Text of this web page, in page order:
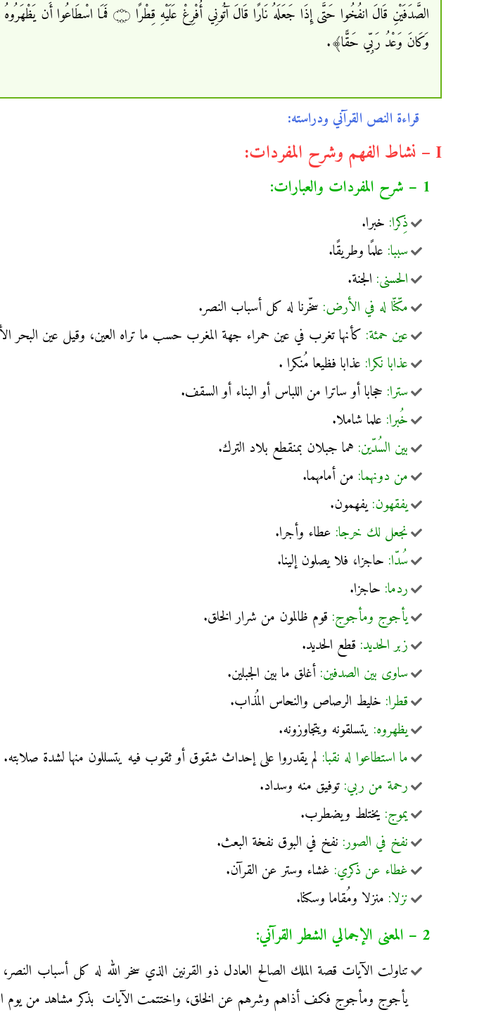
وَكَانَ وَعْدُ رَبِّي حَقًّا﴾.
قراءة النص القرآني ودراسته:
I – نشاط الفهم وشرح المفردات:
1 – شرح المفردات والعبارات:
ذِكرا: خبرا.
سببا: علمًا وطريقًا.
الحسنى: الجنة.
مكّنّا له في الأرض: سخّرنا له كل أسباب النصر.
عين حمئة: كأنها تغرب في عين حمراء جهة المغرب حسب ما تراه العين، وقيل عين البحر
عذابا نكرا: عذابا فظيعا مُنكرا .
سترا: حجابا أو ساترا من اللباس أو البناء أو السقف.
خُبرا: علما شاملا.
بين السُدّين: هما جبلان بمنقطع بلاد الترك.
من دونهما: من أمامهما.
يفقهون:يفهمون.
نجعل لك خرجا: عطاء وأجرا.
سُدّا: حاجزا، فلا يصلون إلينا.
ردما: حاجزا.
يأجوج ومأجوج: قوم ظالمون من شرار الخلق.
زبر الحديد: قطع الحديد.
ساوى بين الصدفين: أغلق ما بين الجبلين.
قطرا: خليط الرصاص والنحاس المُذاب.
يظهروه: يتسلقونه ويتجاوزونه.
ما استطاعوا له نقبا: لم يقدروا على إحداث شقوق أو ثقوب فيه يتسللون منها لشدة صلابته.
رحمة من ربي: توفيق منه وسداد.
يموج: يختلط ويضطرب.
نفخ في الصور: نفخ في البوق نفخة البعث.
غطاء عن ذكري: غشاء وستر عن القرآن.
نزلا: منزلا ومُقاما وسكنا.
2 – المعنى الإجمالي الشطر القرآني:
تناولت الآيات قصة الملك الصالح العادل ذو القرنين الذي سخر الله له كل أسباب
يأجوج ومأجوج فكف أذاهم وشرهم عن الخلق، واختتمت الآيات بذكر مشاهد من يوم